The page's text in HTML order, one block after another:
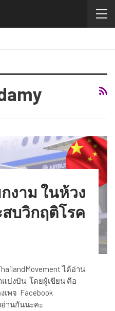
งาม​ ในห้วง
บวิกฤติโรค
ได้อ่าน
บ่งปัน​ โดยผู้เขียน คือ
เพจ Facebook
านกันนะคะ